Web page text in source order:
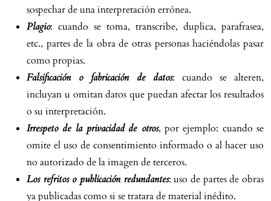
sospechar de una interpretación errónea.
Plagio: cuando se toma, transcribe, duplica, parafrasea,
etc., partes de la obra de otras personas haciéndolas pasar
como propias.
Falsificación o fabricación de datos: cuando se alteren,
incluyan u omitan datos que puedan afectar los resultados
o su interpretación.
Irrespeto de la privacidad de otros, por ejemplo: cuando se
omite el uso de consentimiento informado o al hacer uso
no autorizado de la imagen de terceros.
Los refritos o publicación redundantes: uso de partes de obras
ya publicadas como si se tratara de material inédito.